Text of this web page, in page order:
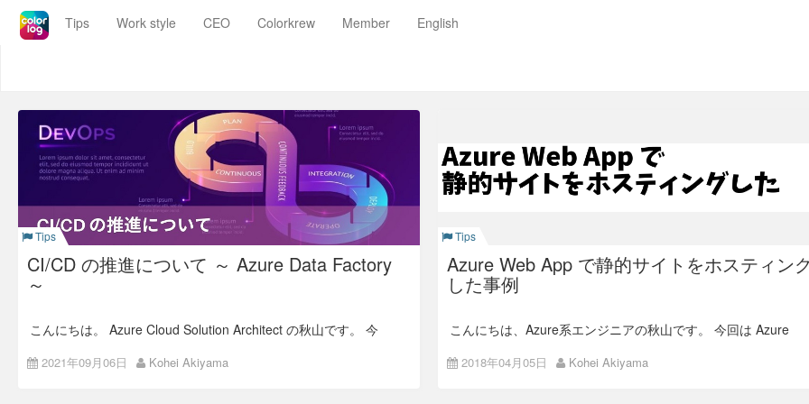
Colorkrew Blog Work SaaSでもっと価値あるシゴトを。Colorkrewオフィシャルブログ
Blog
Tips Work style CEO Colorkrew Member English
Tips
CI/CD の推進について ～ Azure Data Factory
～
こんにちは。 Azure Cloud Solution Architect の秋山です。 今
Factory(以下、ADF) を取り上げて紹介します。 ADF そのもの
の紹介については今回は触れません。少し古いですが以前ハン
2021年09月06日 Kohei Akiyama
Tips
Azure Web App で静的サイトをホスティン
した事例
こんにちは、Azure系エンジニアの秋山です。 今回は Azure
介します。
2018年04月05日 Kohei Akiyama